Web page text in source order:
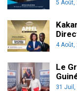
5 Août,
4 Août,
Le
31 Juil,